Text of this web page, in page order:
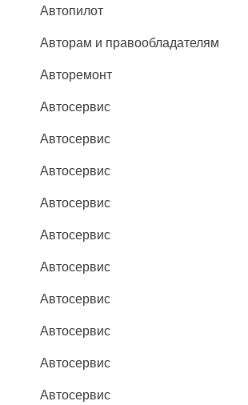
Автопилот
Авторам и правообладателям
Авторемонт
Автосервис
Автосервис
Автосервис
Автосервис
Автосервис
Автосервис
Автосервис
Автосервис
Автосервис
Автосервис